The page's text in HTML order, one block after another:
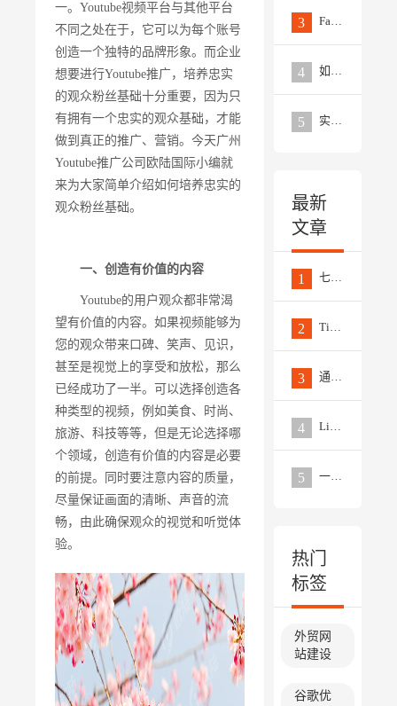
一。Youtube视频平台与其他平台
不同之处在于，它可以为每个账号
创造一个独特的品牌形象。而企业
想要进行Youtube推广，培养忠实
的观众粉丝基础十分重要，因为只
有拥有一个忠实的观众基础，才能
做到真正的推广、营销。今天广州
Youtube推广公司欧陆国际小编就
来为大家简单介绍如何培养忠实的
观众粉丝基础。
一、创造有价值的内容
Youtube的用户观众都非常渴
望有价值的内容。如果视频能够为
您的观众带来口碑、笑声、见识，
甚至是视觉上的享受和放松，那么
已经成功了一半。可以选择创造各
种类型的视频，例如美食、时尚、
旅游、科技等等，但是无论选择哪
个领域，创造有价值的内容是必要
的前提。同时要注意内容的质量，
尽量保证画面的清晰、声音的流
畅，由此确保观众的视觉和听觉体
验。
3 Facebook推广的步骤和技巧有哪些？
4 如何利用社交媒体进行海外推广？
5 实用的10个Linkedin海外推广技巧分享
最新
文章
1 七个非常实用的数据来分析竞争对手的Facebook推广策略
2 TikTok推广的四种类型视频，每一款都是营销大杀器
3 通过6个简单步骤撰写高质量的EPR新闻稿
4 LinkedIn推广最新趋势和策略应对
5 一个优秀的外贸网站需要具备的要点分析
热门
标签
外贸网
站建设
谷歌优